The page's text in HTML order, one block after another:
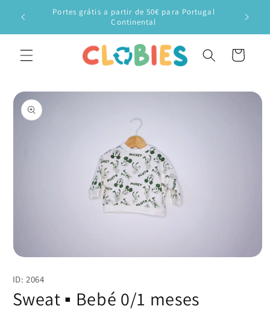
para o
Portes grátis a partir de 50€ para Portugal
Continental
Veste
Carrinho
a
informação
do produto
multimédia
em
modal
ID: 2064
Sweat ▪️ Bebé 0/1 meses